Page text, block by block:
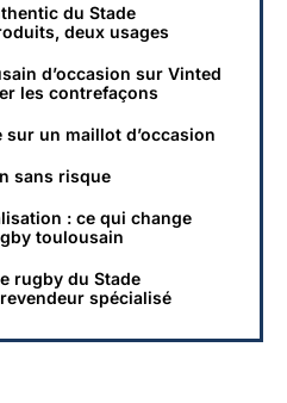
du Stade
deux usages
d’occasion sur Vinted
les contrefaçons
un maillot d’occasion
sans risque
: ce qui change
toulousain
rugby du Stade
spécialisé